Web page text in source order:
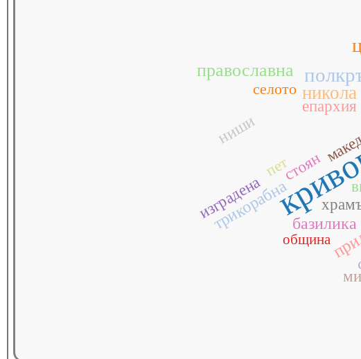
никола
православна
базилика
ниши
трикорабна
епархия
изградена
стоян
пет
селото
община